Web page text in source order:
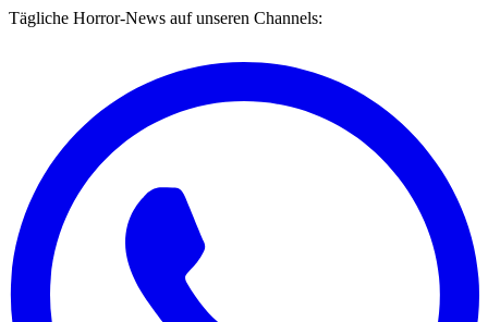
Tägliche Horror-News auf unseren Channels: